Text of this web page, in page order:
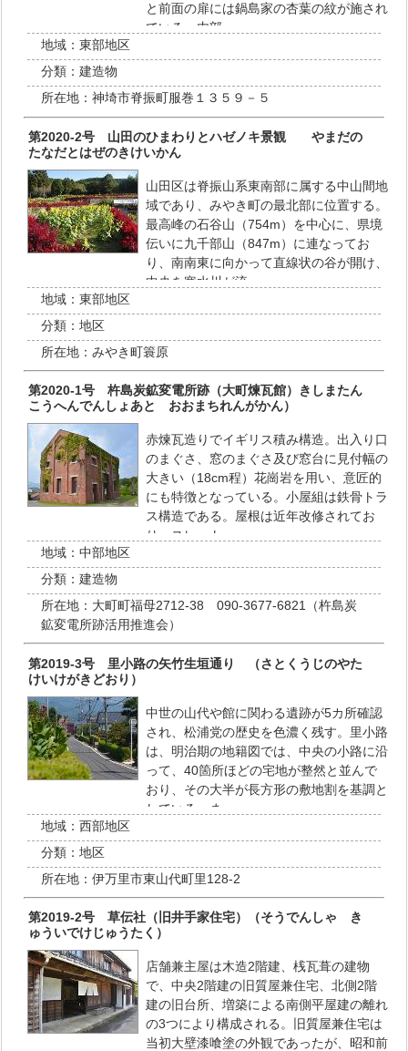
と前面の扉には鍋島家の杏葉の紋が施され
ている。内部…
地域： 東部地区
分類： 建造物
所在地： 神埼市脊振町服巻１３５９－５
第2020-2号 山田のひまわりとハゼノキ景観 やまだの
たなだとはぜのきけいかん
山田区は脊振山系東南部に属する中山間地
域であり、みやき町の最北部に位置する。
最高峰の石谷山（754m）を中心に、県境
伝いに九千部山（847m）に連なってお
り、南南東に向かって直線状の谷が開け、
中央を寒水川が流…
地域： 東部地区
分類： 地区
所在地： みやき町簑原
第2020-1号 杵島炭鉱変電所跡（大町煉瓦館）きしまたん
こうへんでんしょあと おおまちれんがかん）
赤煉瓦造りでイギリス積み構造。出入り口
のまぐさ、窓のまぐさ及び窓台に見付幅の
大きい（18cm程）花崗岩を用い、意匠的
にも特徴となっている。小屋組は鉄骨トラ
ス構造である。屋根は近年改修されてお
り、スレート…
地域： 中部地区
分類： 建造物
所在地： 大町町福母2712-38 090-3677-6821（杵島炭
鉱変電所跡活用推進会）
第2019-3号 里小路の矢竹生垣通り （さとくうじのやた
けいけがきどおり）
中世の山代や館に関わる遺跡が5カ所確認
され、松浦党の歴史を色濃く残す。里小路
は、明治期の地籍図では、中央の小路に沿
って、40箇所ほどの宅地が整然と並んで
おり、その大半が長方形の敷地割を基調と
している。ま…
地域： 西部地区
分類： 地区
所在地： 伊万里市東山代町里128-2
第2019-2号 草伝社（旧井手家住宅）（そうでんしゃ き
ゅういでけじゅうたく）
店舗兼主屋は木造2階建、桟瓦葺の建物
で、中央2階建の旧質屋兼住宅、北側2階
建の旧台所、増築による南側平屋建の離れ
の3つにより構成される。旧質屋兼住宅は
当初大壁漆喰塗の外観であったが、昭和前